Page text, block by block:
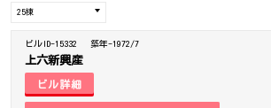
ビルID-15332 築年-1972/7
上六新興産
ビル詳細